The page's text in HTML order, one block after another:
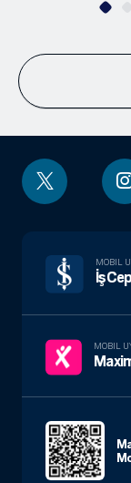
MOBIL
İşCep
MOBIL